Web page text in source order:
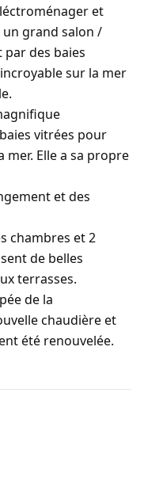
et
un grand salon /
des baies
sur la mer
vitrées pour
Elle a sa propre
et des
chambres et 2
de belles
terrasses.
de la
chaudière et
été renouvelée.